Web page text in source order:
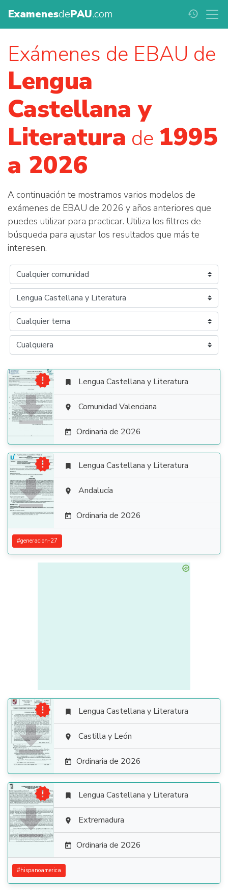
ExamenesdePAU.com history
Exámenes de EBAU de
Lengua
Castellana y
Literatura de 1995
a 2026
A continuación te mostramos varios modelos de
exámenes de EBAU de 2026 y años anteriores que
puedes utilizar para practicar. Utiliza los filtros de
búsqueda para ajustar los resultados que más te
interesen.

  Lengua Castellana y Literatura
 Comunidad Valenciana
 Ordinaria de 2026

  Lengua Castellana y Literatura
 Andalucía
 Ordinaria de 2026
#generacion-27

  Lengua Castellana y Literatura
 Castilla y León
 Ordinaria de 2026

  Lengua Castellana y Literatura
 Extremadura
 Ordinaria de 2026
#hispanoamerica